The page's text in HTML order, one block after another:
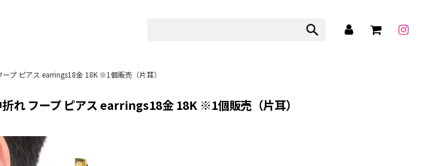
プ ピアス earrings18金 18K ※1個販売（片耳）
れ フープ ピアス earrings18金 18K ※1個販売（片耳）